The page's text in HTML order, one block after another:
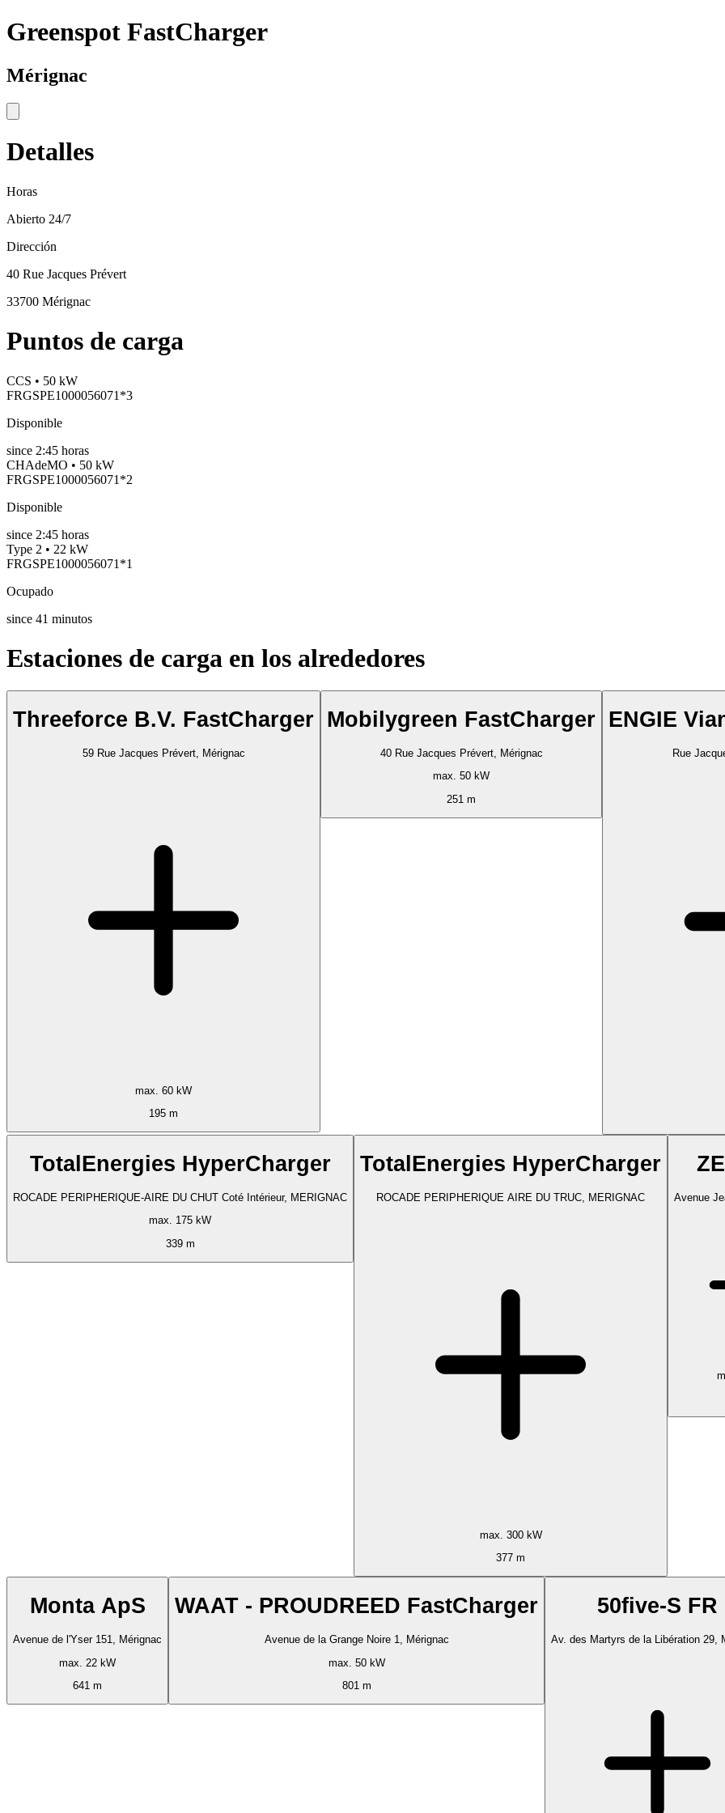
Greenspot FastCharger
Mérignac
Detalles
Horas
Abierto 24/7
Dirección
40 Rue Jacques Prévert
33700 Mérignac
Puntos de carga
CCS • 50 kW
FRGSPE1000056071*3
Disponible
since 2:45 horas
CHAdeMO • 50 kW
FRGSPE1000056071*2
Disponible
since 2:45 horas
Type 2 • 22 kW
FRGSPE1000056071*1
Ocupado
since 41 minutos
Estaciones de carga en los alrededores
Threeforce B.V. FastCharger
59 Rue Jacques Prévert, Mérignac
max. 60 kW
195 m
Mobilygreen FastCharger
40 Rue Jacques Prévert, Mérignac
max. 50 kW
251 m
ENGIE
Rue
TotalEnergies HyperCharger
ROCADE PERIPHERIQUE-AIRE DU CHUT Coté Intérieur, MERIGNAC
max. 175 kW
339 m
TotalEnergies HyperCharger
ROCADE PERIPHERIQUE AIRE DU TRUC, MERIGNAC
max. 300 kW
377 m
Avenue
Monta ApS
Avenue de l'Yser 151, Mérignac
max. 22 kW
641 m
WAAT - PROUDREED FastCharger
Avenue de la Grange Noire 1, Mérignac
max. 50 kW
801 m
50five-S FR
Av. des Martyrs de la Libération 29,